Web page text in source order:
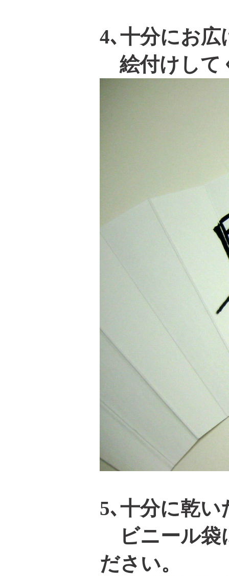
4､十分にお
絵付けして
5､十分に乾
ビニール袋
ださい。